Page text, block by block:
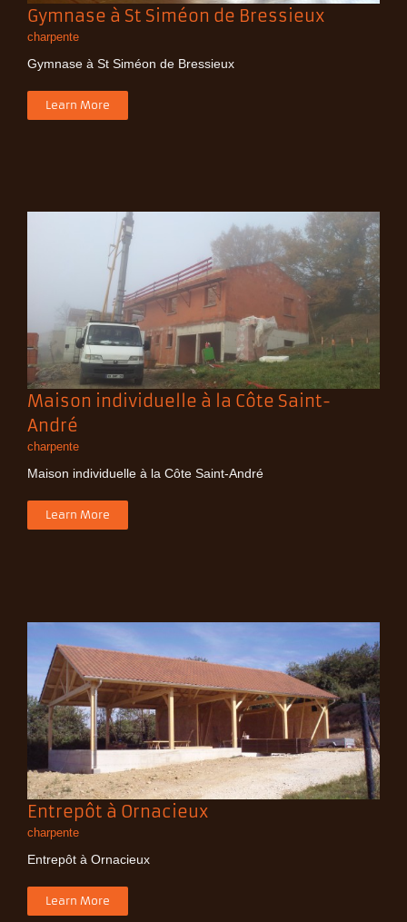
Gymnase à St Siméon de Bressieux
charpente
Gymnase à St Siméon de Bressieux
Learn More
Maison individuelle à la Côte Saint-
André
charpente
Maison individuelle à la Côte Saint-André
Learn More
Entrepôt à Ornacieux
charpente
Entrepôt à Ornacieux
Learn More